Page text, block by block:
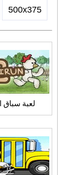
500x375
لعبة سباق